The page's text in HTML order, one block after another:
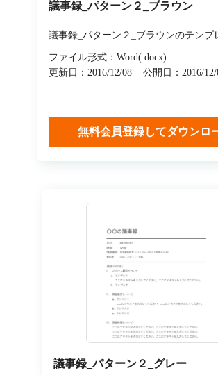
議事録_パターン２_ブラウン
議事録_パターン２_ブラウンのテンプ
ファイル形式：Word(.docx)
更新日：2016/12/08
公開日：2016/12/
無料会員登録してダウンロ
議事録_パターン２_グレー